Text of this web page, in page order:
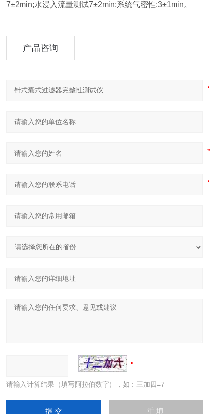
7±2min;水浸入流量测试7±2min;系统气密性:3±1min。
产品咨询
请输入计算结果（填写阿拉伯数字），如：三加四=7